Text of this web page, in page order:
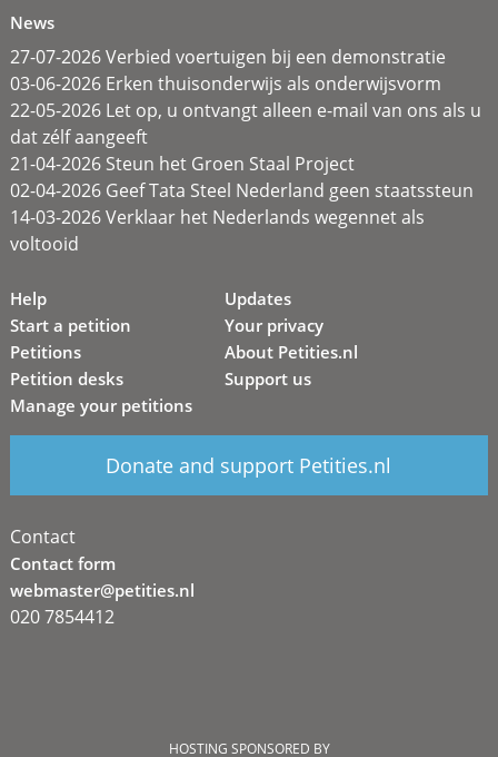
News
27-07-2026 Verbied voertuigen bij een demonstratie
03-06-2026 Erken thuisonderwijs als onderwijsvorm
22-05-2026 Let op, u ontvangt alleen e-mail van ons als u
dat zélf aangeeft
21-04-2026 Steun het Groen Staal Project
02-04-2026 Geef Tata Steel Nederland geen staatssteun
14-03-2026 Verklaar het Nederlands wegennet als
voltooid
Help
Start a petition
Petitions
Petition desks
Manage your petitions
Updates
Your privacy
About Petities.nl
Support us
Donate and support Petities.nl
Contact
Contact form
webmaster@petities.nl
020 7854412
HOSTING SPONSORED BY